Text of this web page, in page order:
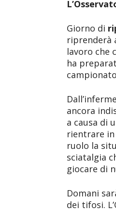
Giorno di
riprenderà
lavoro che
ha
ancora
a causa di
rientrare
ruolo la
sciatalgia
giocare di
Domani
dei tifosi.